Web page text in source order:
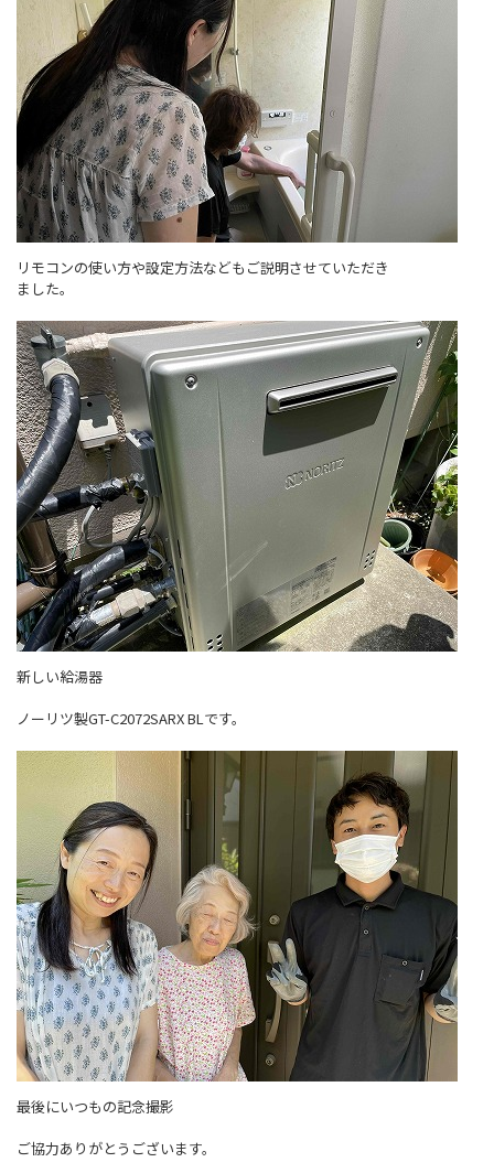
リモコンの使い方や設定方法などもご説明させていただき
ました。
新しい給湯器
ノーリツ製GT-C2072SARX BLです。
最後にいつもの記念撮影
ご協力ありがとうございます。